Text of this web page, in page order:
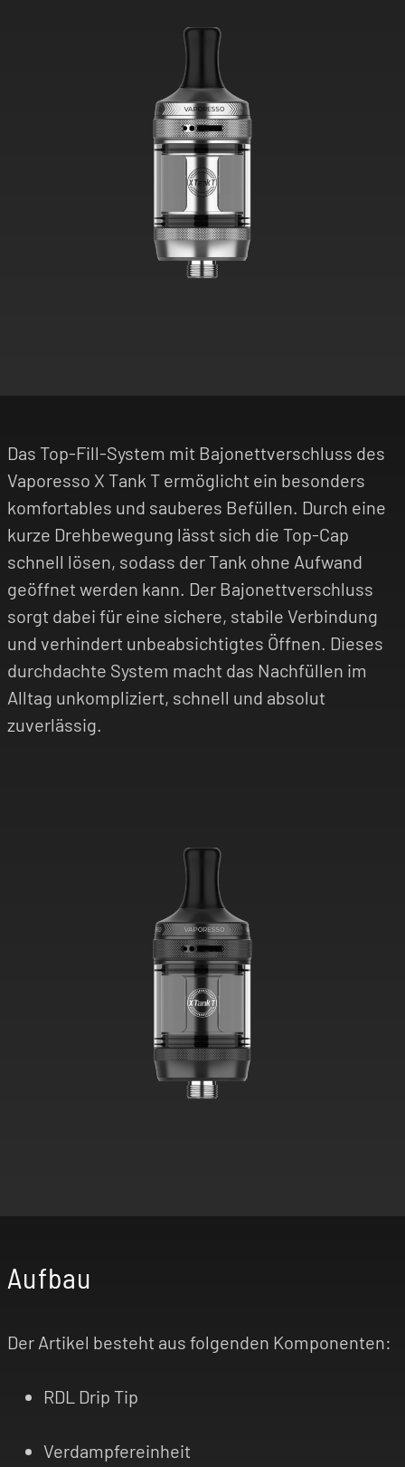
Das Top-Fill-System mit Bajonettverschluss des
Vaporesso X Tank T ermöglicht ein besonders
komfortables und sauberes Befüllen. Durch eine
kurze Drehbewegung lässt sich die Top-Cap
schnell lösen, sodass der Tank ohne Aufwand
geöffnet werden kann. Der Bajonettverschluss
sorgt dabei für eine sichere, stabile Verbindung
und verhindert unbeabsichtigtes Öffnen. Dieses
durchdachte System macht das Nachfüllen im
Alltag unkompliziert, schnell und absolut
zuverlässig.
Aufbau
Der Artikel besteht aus folgenden Komponenten:
RDL Drip Tip
Verdampfereinheit